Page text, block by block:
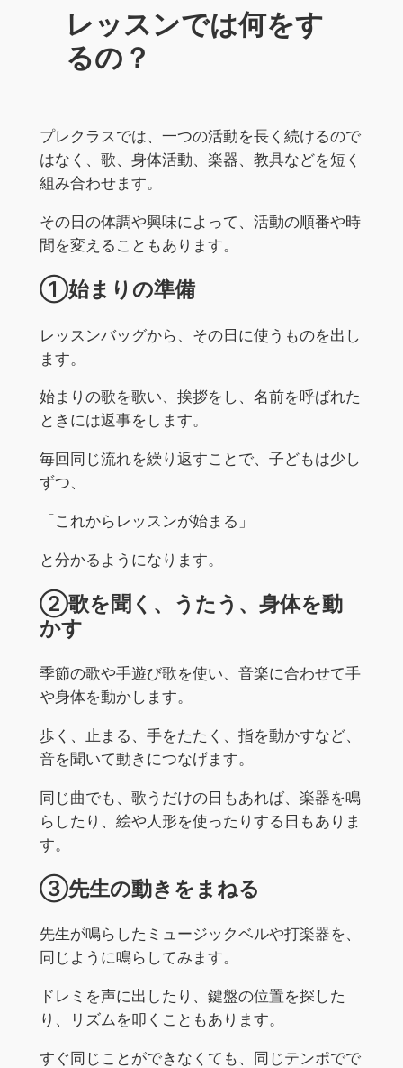
レッスンでは何をす
るの？
プレクラスでは、一つの活動を長く続けるので
はなく、歌、身体活動、楽器、教具などを短く
組み合わせます。
その日の体調や興味によって、活動の順番や時
間を変えることもあります。
①始まりの準備
レッスンバッグから、その日に使うものを出し
ます。
始まりの歌を歌い、挨拶をし、名前を呼ばれた
ときには返事をします。
毎回同じ流れを繰り返すことで、子どもは少し
ずつ、
「これからレッスンが始まる」
と分かるようになります。
②歌を聞く、うたう、身体を動
かす
季節の歌や手遊び歌を使い、音楽に合わせて手
や身体を動かします。
歩く、止まる、手をたたく、指を動かすなど、
音を聞いて動きにつなげます。
同じ曲でも、歌うだけの日もあれば、楽器を鳴
らしたり、絵や人形を使ったりする日もありま
す。
③先生の動きをまねる
先生が鳴らしたミュージックベルや打楽器を、
同じように鳴らしてみます。
ドレミを声に出したり、鍵盤の位置を探した
り、リズムを叩くこともあります。
すぐ同じことができなくても、同じテンポでで